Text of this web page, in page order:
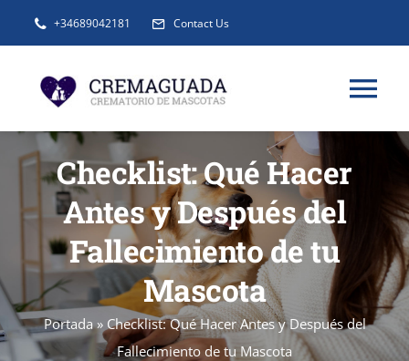
+34689042181 Contact Us
INFORMACIÓN
SERVICIOS
URNAS Y RECUERDOS
BLOG
Checklist: Qué Hacer
Antes y Después del
Fallecimiento de tu
Mascota
Portada» Checklist: Qué Hacer Antes y Después del
Fallecimiento de tu Mascota